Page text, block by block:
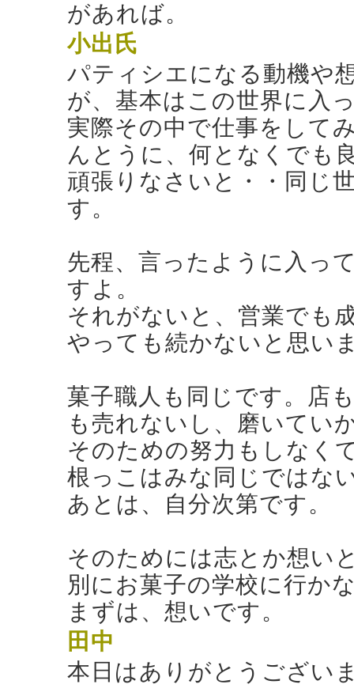
があれば。
小出氏
パティシエになる動機や
が、基本はこの世界に入
実際その中で仕事をして
んとうに、何となくでも
頑張りなさいと・・同じ
す。
先程、言ったように入っ
すよ。
それがないと、営業でも
やっても続かないと思い
菓子職人も同じです。店
も売れないし、磨いてい
そのための努力もしなく
根っこはみな同じではな
あとは、自分次第です。
そのためには志とか想い
別にお菓子の学校に行か
まずは、想いです。
田中
本日はありがとうござい